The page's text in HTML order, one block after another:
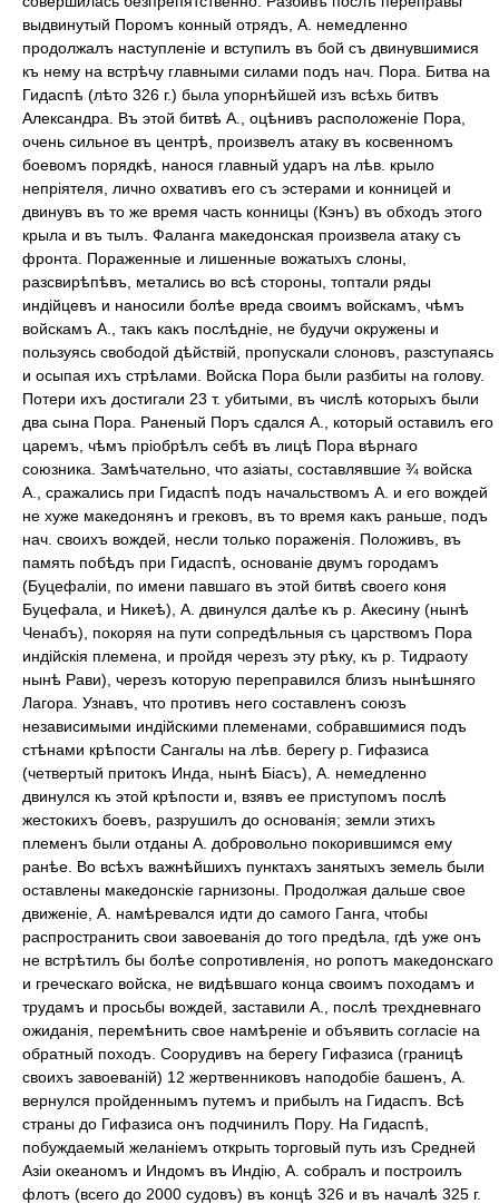
выдвинутый Поромъ конный отрядъ, А. немедленно
продолжалъ наступленіе и вступилъ въ бой съ двинувшимися
къ нему на встрѣчу главными силами подъ нач. Пора. Битва на
Гидаспѣ (лѣто 326 г.) была упорнѣйшей изъ всѣхь битвъ
Александра. Въ этой битвѣ А., оцѣнивъ расположеніе Пора,
очень сильное въ центрѣ, произвелъ атаку въ косвенномъ
боевомъ порядкѣ, нанося главный ударъ на лѣв. крыло
непріятеля, лично охвативъ его съ эстерами и конницей и
двинувъ въ то же время часть конницы (Кэнъ) въ обходъ этого
крыла и въ тылъ. Фаланга македонская произвела атаку съ
фронта. Пораженные и лишенные вожатыхъ слоны,
разсвирѣпѣвъ, метались во всѣ стороны, топтали ряды
индійцевъ и наносили болѣе вреда своимъ войскамъ, чѣмъ
войскамъ А., такъ какъ послѣдніе, не будучи окружены и
пользуясь свободой дѣйствій, пропускали слоновъ, разступаясь
и осыпая ихъ стрѣлами. Войска Пора были разбиты на голову.
Потери ихъ достигали 23 т. убитыми, въ числѣ которыхъ были
два сына Пора. Раненый Поръ сдался А., который оставилъ его
царемъ, чѣмъ пріобрѣлъ себѣ въ лицѣ Пора вѣрнаго
союзника. Замѣчательно, что азіаты, составлявшие ¾ войска
А., сражались при Гидаспѣ подъ начальствомъ А. и его вождей
не хуже македонянъ и грековъ, въ то время какъ раньше, подъ
нач. своихъ вождей, несли только пораженія. Положивъ, въ
память побѣдъ при Гидаспѣ, основаніе двумъ городамъ
(Буцефаліи, по имени павшаго въ этой битвѣ своего коня
Буцефала, и Никеѣ), А. двинулся далѣе къ р. Акесину (нынѣ
Ченабъ), покоряя на пути сопредѣльныя съ царствомъ Пора
индійскія племена, и пройдя черезъ эту рѣку, къ р. Тидраоту
нынѣ Рави), черезъ которую переправился близъ нынѣшняго
Лагора. Узнавъ, что противъ него составленъ союзъ
независимыми индійскими племенами, собравшимися подъ
стѣнами крѣпости Сангалы на лѣв. берегу р. Гифазиса
(четвертый притокъ Инда, нынѣ Біасъ), А. немедленно
двинулся къ этой крѣпости и, взявъ ее приступомъ послѣ
жестокихъ боевъ, разрушилъ до основанія; земли этихъ
племенъ были отданы А. добровольно покорившимся ему
ранѣе. Во всѣхъ важнѣйшихъ пунктахъ занятыхъ земель были
оставлены македонскіе гарнизоны. Продолжая дальше свое
движеніе, А. намѣревался идти до самого Ганга, чтобы
распространить свои завоеванія до того предѣла, гдѣ уже онъ
не встрѣтилъ бы болѣе сопротивленія, но ропотъ македонскаго
и греческаго войска, не видѣвшаго конца своимъ походамъ и
трудамъ и просьбы вождей, заставили А., послѣ трехдневнаго
ожиданія, перемѣнить свое намѣреніе и объявить согласіе на
обратный походъ. Соорудивъ на берегу Гифазиса (границѣ
своихъ завоеваній) 12 жертвенниковъ наподобіе башенъ, А.
вернулся пройденнымъ путемъ и прибылъ на Гидаспъ. Всѣ
страны до Гифазиса онъ подчинилъ Пору. На Гидаспѣ,
побуждаемый желаніемъ открыть торговый путь изъ Средней
Азіи океаномъ и Индомъ въ Индію, А. собралъ и построилъ
флотъ (всего до 2000 судовъ) въ концѣ 326 и въ началѣ 325 г.